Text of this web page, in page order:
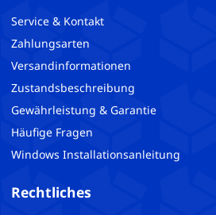
Service & Kontakt
Zahlungsarten
Versandinformationen
Zustandsbeschreibung
Gewährleistung & Garantie
Häufige Fragen
Windows Installationsanleitung
Rechtliches